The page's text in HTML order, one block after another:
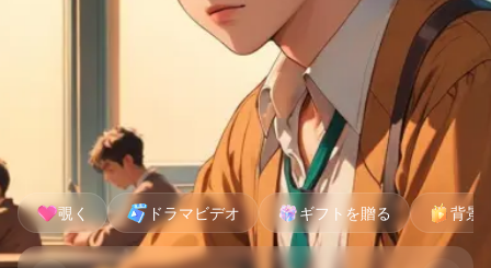
覗く ドラマビデオ ギフトを贈る 背景